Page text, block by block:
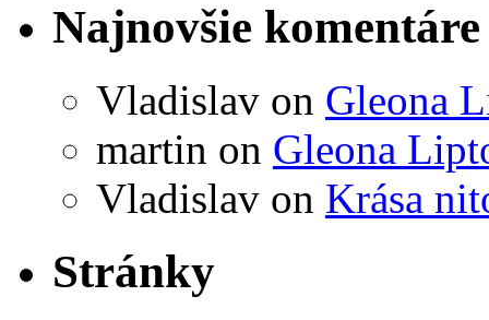
Najnovšie komentáre
Vladislav on Gleona
martin on Gleona
Vladislav on Krása
Stránky